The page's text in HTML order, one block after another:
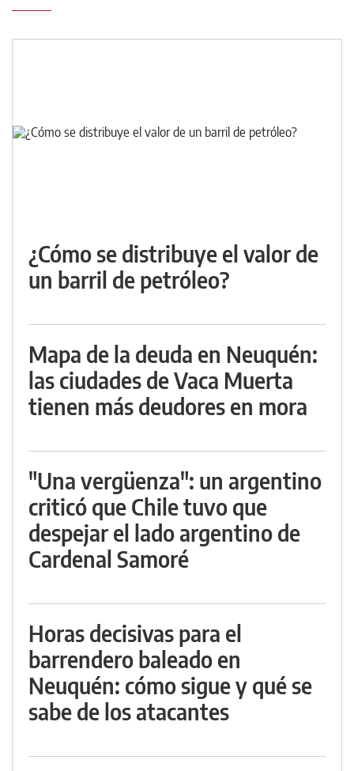
¿Cómo se distribuye el valor de
un barril de petróleo?
Mapa de la deuda en Neuquén:
las ciudades de Vaca Muerta
tienen más deudores en mora
"Una vergüenza": un argentino
criticó que Chile tuvo que
despejar el lado argentino de
Cardenal Samoré
Horas decisivas para el
barrendero baleado en
Neuquén: cómo sigue y qué se
sabe de los atacantes